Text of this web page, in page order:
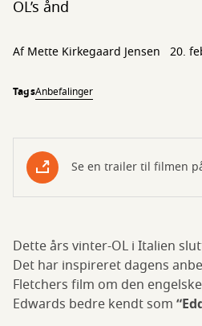
OL’s ånd
AfMette Kirkegaard Jensen 20.
TagsAnbefalinger
Se en trailer til filmen
Dette års vinter-OL i Italien
Det har inspireret dagens
Fletchers film om den
Edwards bedre kendt som